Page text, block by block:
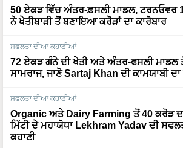
50 ਏਕੜ ਵਿੱਚ ਅੰਤਰ-ਫ਼ਸਲੀ ਮਾਡਲ, ਟਰਨਓਵਰ
ਨੇ ਖੇਤੀਬਾੜੀ ਤੋਂ ਬਣਾਇਆ ਕਰੋੜਾਂ ਦਾ ਕਾਰੋਬਾਰ
ਸਫਲਤਾ ਦੀਆ ਕਹਾਣੀਆਂ
72 ਏਕੜ ਗੰਨੇ ਦੀ ਖੇਤੀ ਅਤੇ ਅੰਤਰ-ਫਸਲੀ ਮਾਡਲ
ਸਾਮਰਾਜ, ਜਾਣੋ Sartaj Khan ਦੀ ਕਾਮਯਾਬੀ ਦਾ
ਸਫਲਤਾ ਦੀਆ ਕਹਾਣੀਆਂ
Organic ਅਤੇ Dairy Farming ਤੋਂ 40 ਕਰੋੜ
ਮਿੱਟੀ ਦੇ ਮਹਾਯੋਧਾ Lekhram Yadav ਦੀ
ਕਹਾਣੀ